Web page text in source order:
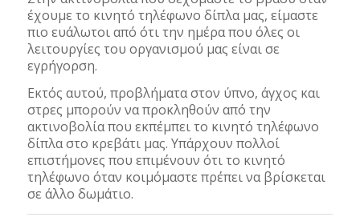
έχουμε το κινητό τηλέφωνο δίπλα μας, είμαστε
πιο ευάλωτοι από ότι την ημέρα που όλες οι
λειτουργίες του οργανισμού μας είναι σε
εγρήγορση.
Εκτός αυτού, προβλήματα στον ύπνο, άγχος και
στρες μπορούν να προκληθούν από την
ακτινοβολία που εκπέμπει το κινητό τηλέφωνο
δίπλα στο κρεβάτι μας. Υπάρχουν πολλοί
επιστήμονες που επιμένουν ότι το κινητό
τηλέφωνο όταν κοιμόμαστε πρέπει να βρίσκεται
σε άλλο δωμάτιο.